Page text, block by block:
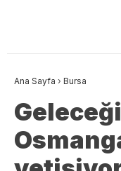
Ana Sayfa › Bursa